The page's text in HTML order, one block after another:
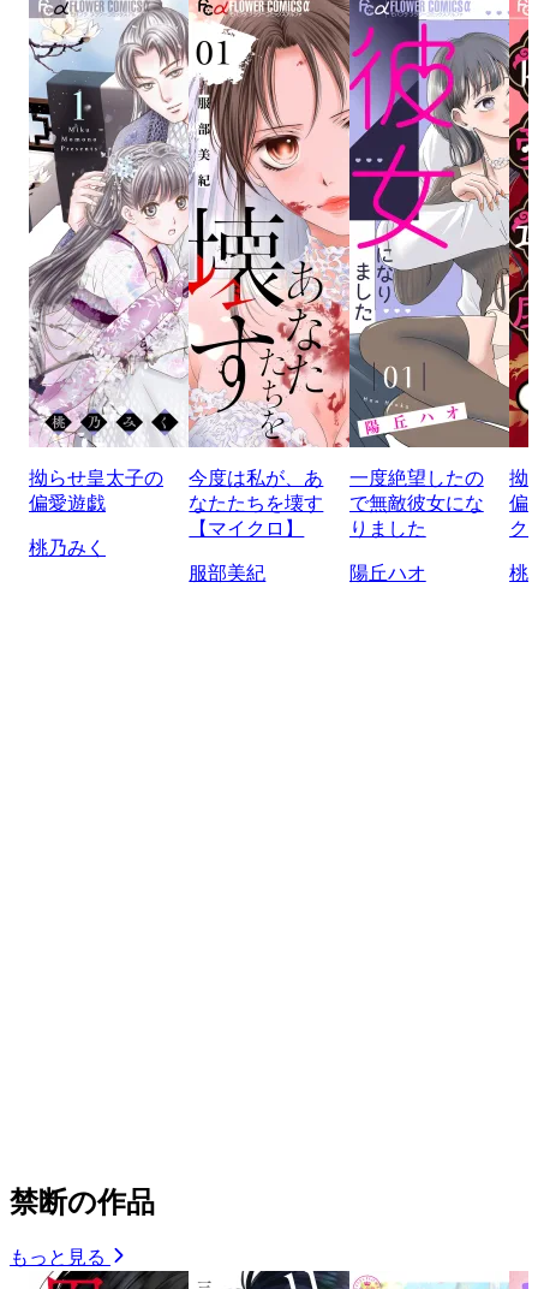
拗らせ皇太子の
偏愛遊戯
桃乃みく
今度は私が、あ
なたたちを壊す
【マイクロ】
服部美紀
一度絶望したの
で無敵彼女にな
りました
陽丘ハオ
拗
偏
ク
桃
禁断の作品
もっと見る